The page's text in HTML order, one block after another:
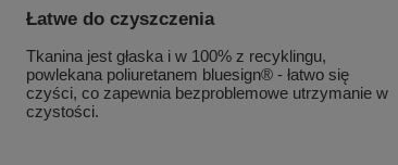
Łatwe do czyszczenia
Tkanina jest głaska i w 100% z recyklingu,
powlekana poliuretanem bluesign® - łatwo się
czyści, co zapewnia bezproblemowe utrzymanie w
czystości.